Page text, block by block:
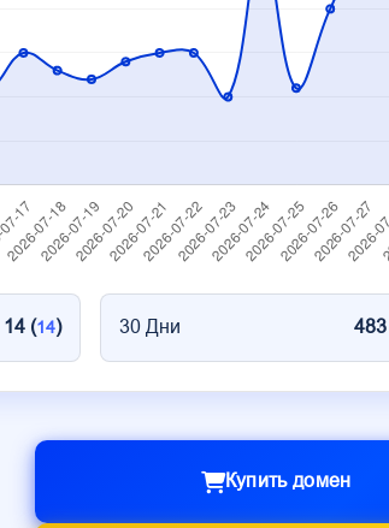
14 (14) 30 Дни
Купить домен